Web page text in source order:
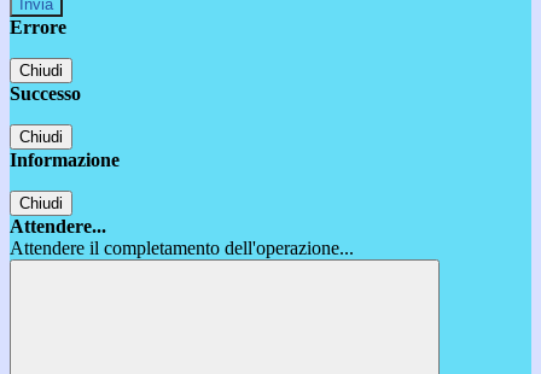
Errore
Chiudi
Successo
Chiudi
Informazione
Chiudi
Attendere...
Attendere il completamento dell'operazione...